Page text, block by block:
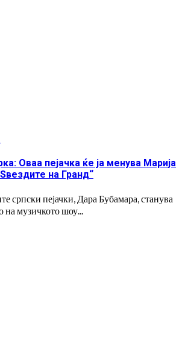
Оваа пејачка ќе ја менува Марија
на Гранд“
српски пејачки, Дара Бубамара, станува
на музичкото шоу...